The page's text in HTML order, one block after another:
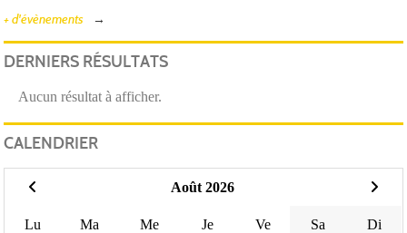
+ d'évènements
DERNIERS RÉSULTATS
Aucun résultat à afficher.
CALENDRIER
Août 2026
Lu Ma Me Je Ve Sa Di